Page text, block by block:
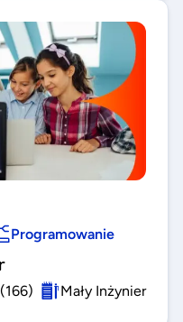
Programowanie
(166) Mały Inżynier